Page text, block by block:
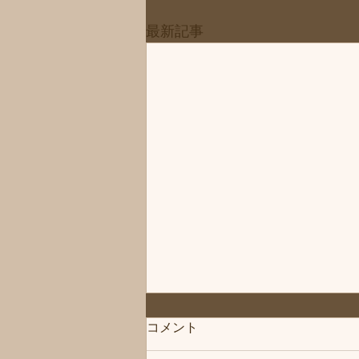
最新記事
「次回は」練馬髪質改善トリ
コメント